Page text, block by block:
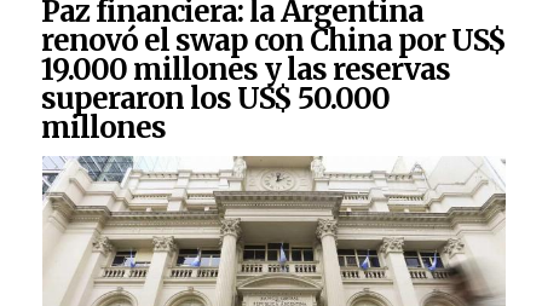
Paz financiera: la Argentina
renovó el swap con China por US$
19.000 millones y las reservas
superaron los US$ 50.000
millones